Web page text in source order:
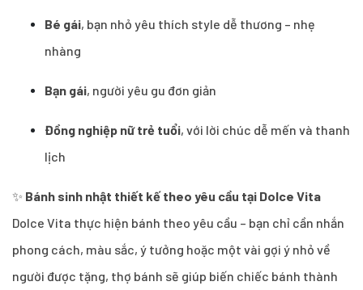
Bé gái, bạn nhỏ yêu thích style dễ thương – nhẹ
nhàng
Bạn gái, người yêu gu đơn giản
Đồng nghiệp nữ trẻ tuổi, với lời chúc dễ mến và thanh
lịch
✨ Bánh sinh nhật thiết kế theo yêu cầu tại Dolce Vita
Dolce Vita thực hiện bánh theo yêu cầu – bạn chỉ cần nhắn
phong cách, màu sắc, ý tưởng hoặc một vài gợi ý nhỏ về
người được tặng, thợ bánh sẽ giúp biến chiếc bánh thành